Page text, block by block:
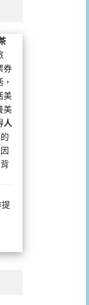
券
美
美
人